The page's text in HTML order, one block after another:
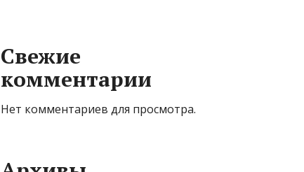
Свежие
комментарии
Нет комментариев для просмотра.